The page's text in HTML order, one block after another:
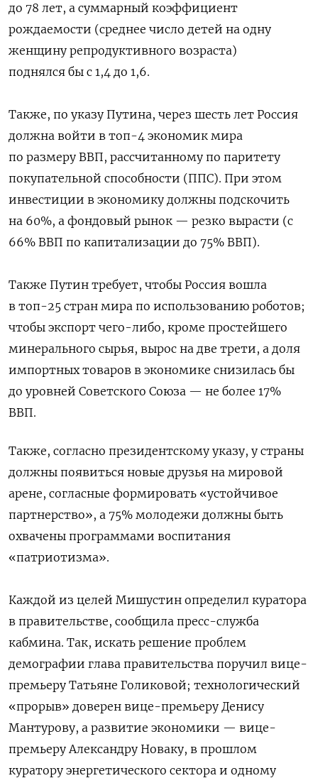
до 78 лет, а суммарный коэффициент
рождаемости (среднее число детей на одну
женщину репродуктивного возраста)
поднялся бы с 1,4 до 1,6.
Также, по указу Путина, через шесть лет Россия
должна войти в топ-4 экономик мира
по размеру ВВП, рассчитанному по паритету
покупательной способности (ППС). При этом
инвестиции в экономику должны подскочить
на 60%, а фондовый рынок — резко вырасти (с
66% ВВП по капитализации до 75% ВВП).
Также Путин требует, чтобы Россия вошла
в топ-25 стран мира по использованию роботов;
чтобы экспорт чего-либо, кроме простейшего
минерального сырья, вырос на две трети, а доля
импортных товаров в экономике снизилась бы
до уровней Советского Союза — не более 17%
ВВП.
Также, согласно президентскому указу, у страны
должны появиться новые друзья на мировой
арене, согласные формировать «устойчивое
партнерство», а 75% молодежи должны быть
охвачены программами воспитания
«патриотизма».
Каждой из целей Мишустин определил куратора
в правительстве, сообщила пресс-служба
кабмина. Так, искать решение проблем
демографии глава правительства поручил вице-
премьеру Татьяне Голиковой; технологический
«прорыв» доверен вице-премьеру Денису
Мантурову, а развитие экономики — вице-
премьеру Александру Новаку, в прошлом
куратору энергетического сектора и одному